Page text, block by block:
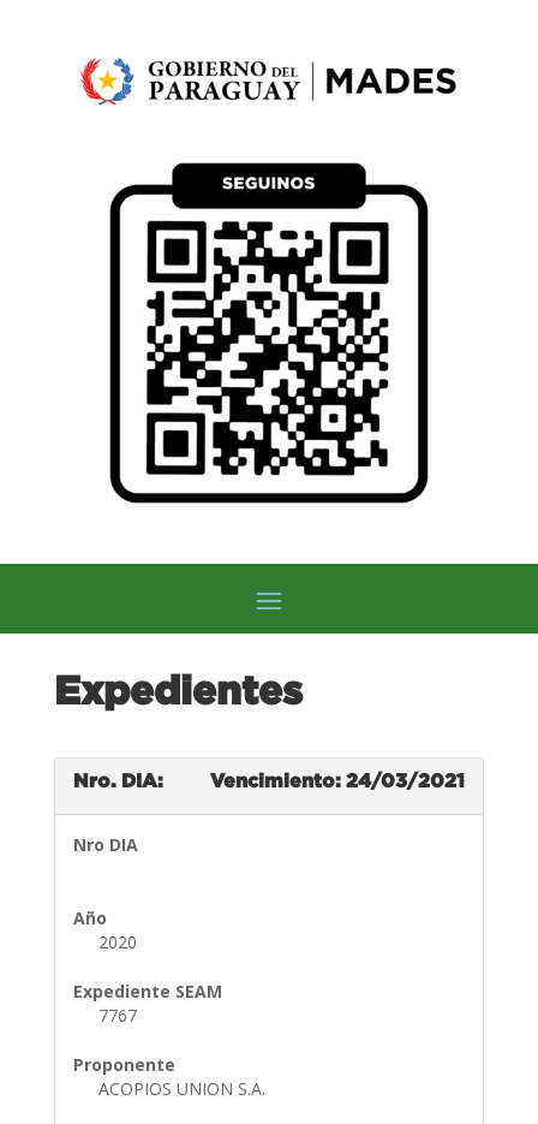
Expedientes
Nro. DIA: Vencimiento: 24/03/2021
Nro DIA
Año
2020
Expediente SEAM
7767
Proponente
ACOPIOS UNION S.A.